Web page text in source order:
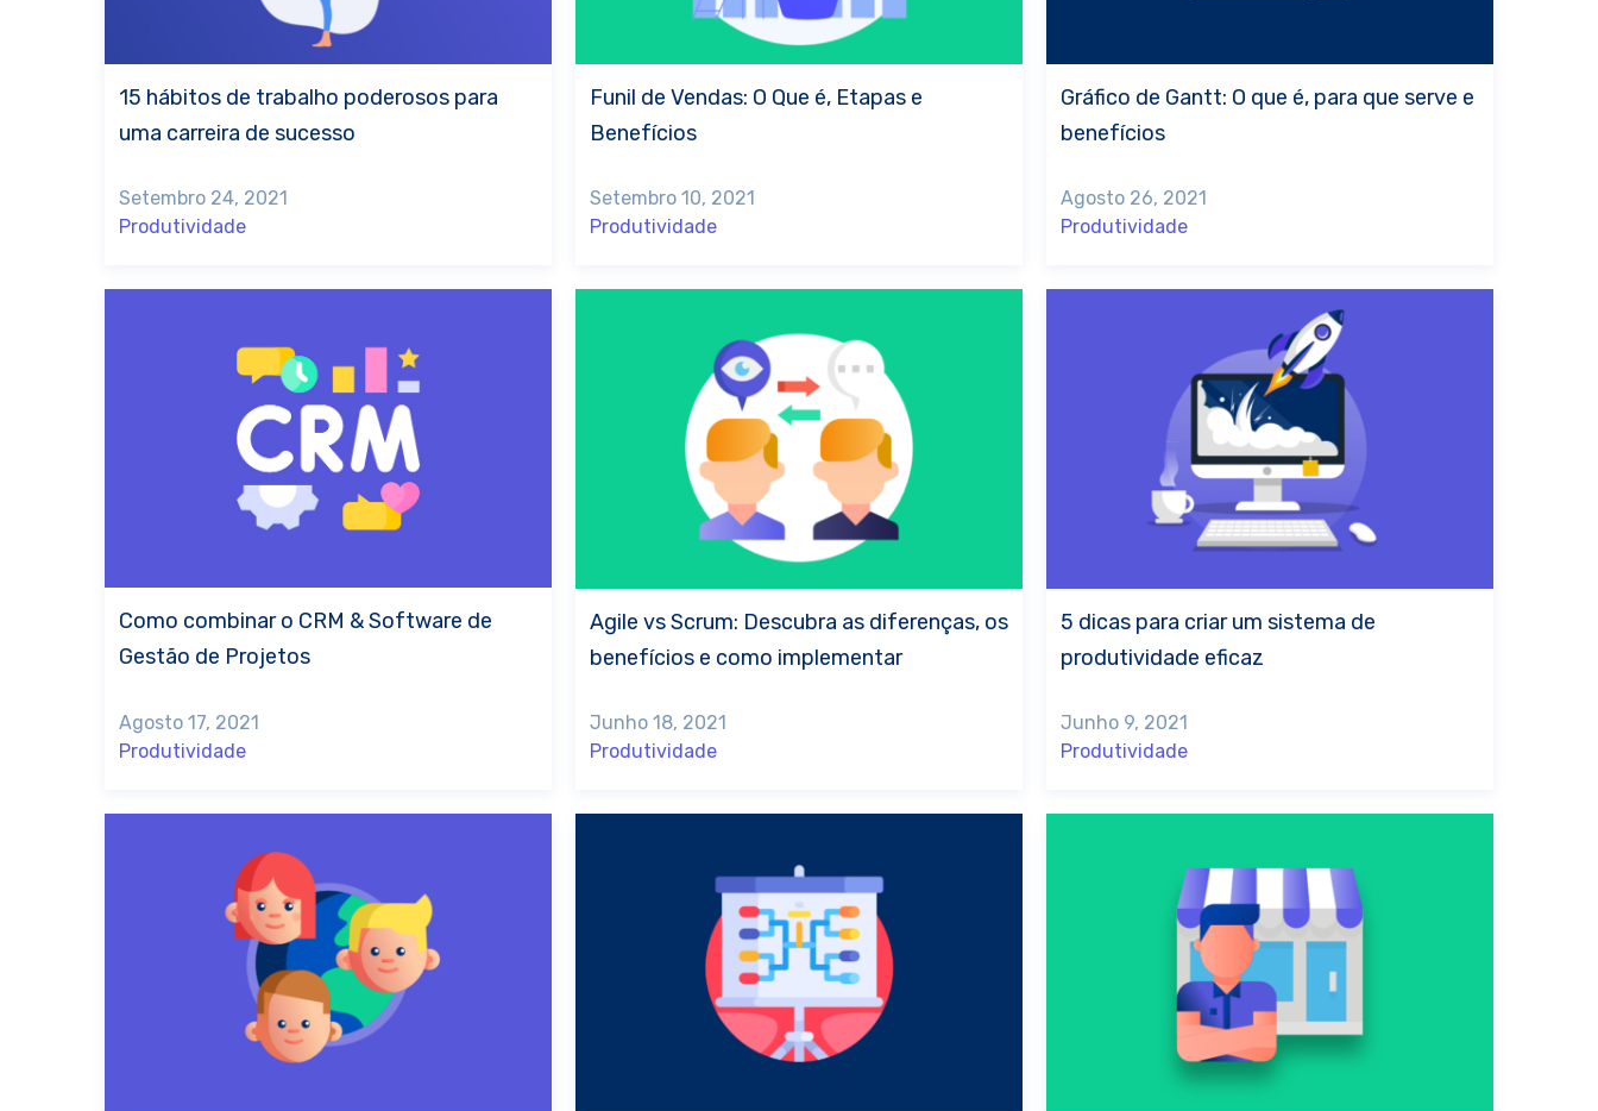
15 hábitos de trabalho poderosos para
uma carreira de sucesso
Setembro 24, 2021
Produtividade
Funil de Vendas: O Que é, Etapas e
Benefícios
Setembro 10, 2021
Produtividade
Gráfico de Gantt: O que é, para que serve e
benefícios
Agosto 26, 2021
Produtividade
Como combinar o CRM & Software de
Gestão de Projetos
Agosto 17, 2021
Produtividade
Agile vs Scrum: Descubra as diferenças, os
benefícios e como implementar
Junho 18, 2021
Produtividade
5 dicas para criar um sistema de
produtividade eficaz
Junho 9, 2021
Produtividade